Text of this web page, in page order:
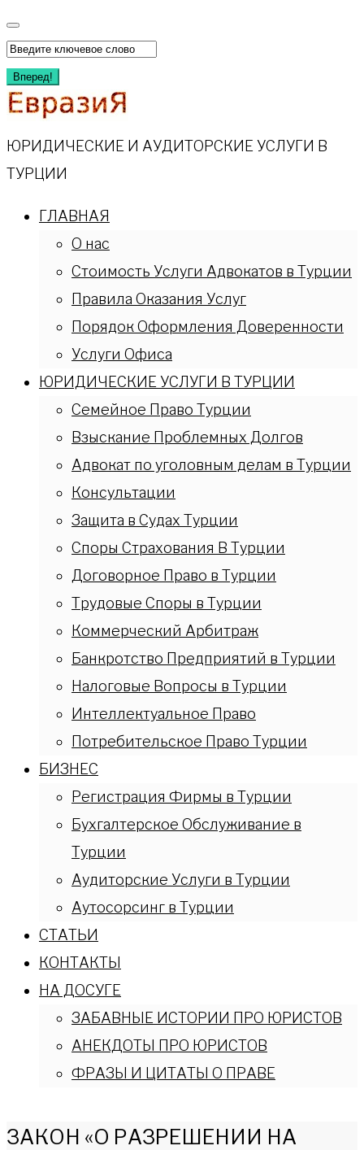
Перейти
к
содержимому
Искать:
Вперед!
ЮРИДИЧЕСКИЕ И АУДИТОРСКИЕ УСЛУГИ В
ТУРЦИИ
ГЛАВНАЯ
О нас
Стоимость Услуги Адвокатов в Турции
Правила Оказания Услуг
Порядок Оформления Доверенности
Услуги Офиса
ЮРИДИЧЕСКИЕ УСЛУГИ В ТУРЦИИ
Семейное Право Турции
Взыскание Проблемных Долгов
Адвокат по уголовным делам в Турции
Консультации
Защита в Судах Турции
Споры Страхования В Турции
Договорное Право в Турции
Трудовые Споры в Турции
Коммерческий Арбитраж
Банкротство Предприятий в Турции
Налоговые Вопросы в Турции
Интеллектуальное Право
Потребительское Право Турции
БИЗНЕС
Регистрация Фирмы в Турции
Бухгалтерское Обслуживание в
Турции
Аудиторские Услуги в Турции
Аутосорсинг в Турции
СТАТЬИ
КОНТАКТЫ
НА ДОСУГЕ
ЗАБАВНЫЕ ИСТОРИИ ПРО ЮРИСТОВ
АНЕКДОТЫ ПРО ЮРИСТОВ
ФРАЗЫ И ЦИТАТЫ О ПРАВЕ
ЗАКОН «О РАЗРЕШЕНИИ НА